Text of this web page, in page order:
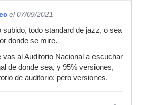
el 07/09/2021
subido, todo standard de jazz, o sea
donde se mire.
vas al Auditorio Nacional a escuchar
de donde sea, y 95% versiones,
de auditorio; pero versiones.